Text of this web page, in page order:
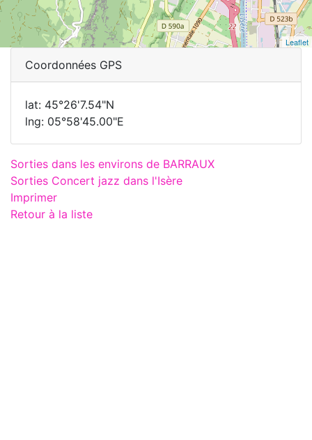
Leaflet
Coordonnées GPS
lat: 45°26'7.54"N
lng: 05°58'45.00"E
Sorties dans les environs de BARRAUX
Sorties Concert jazz dans l'Isère
Imprimer
Retour à la liste